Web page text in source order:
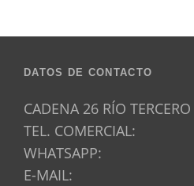
DATOS DE CONTACTO
CADENA 26 RÍO TERCERO
TEL. COMERCIAL:
WHATSAPP:
E-MAIL: